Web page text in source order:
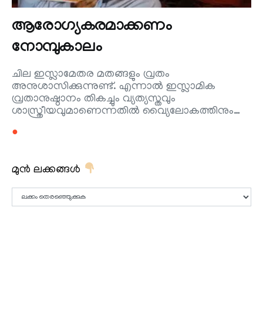
ആരോഗ്യകരമാക്കണം
നോമ്പുകാലം
ചില ഇസ്ലാമേതര മതങ്ങളും വ്രതം
അനുശാസിക്കുന്നുണ്ട്. എന്നാല്‍ ഇസ്ലാമിക
വ്രതാനുഷ്ഠാനം തികച്ചും വ്യത്യസ്തവും
ശാസ്ത്രീയവുമാണെന്നതില്‍ വ്യൈലോകത്തിനും…
●
മുൻ ലക്കങ്ങൾ